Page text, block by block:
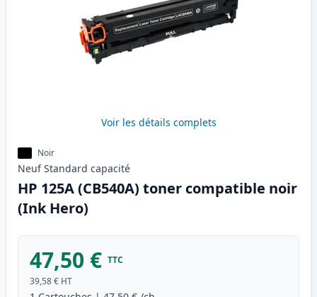
Voir les détails complets
Noir
Neuf Standard capacité
HP 125A (CB540A) toner compatible noir
(Ink Hero)
47,50 € TTC
39,58 € HT